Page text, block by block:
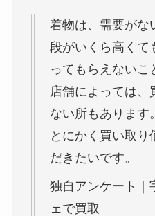
着物は、需要がな
段がいくら高くて
ってもらえないこ
店舗によっては、
ない所もあります。
とにかく買い取り
だきたいです。
独自アンケート｜
ェで買取